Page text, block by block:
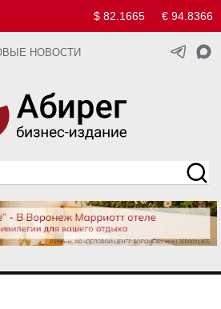
$ 82.1665 € 94.8366
НОВОСТИ